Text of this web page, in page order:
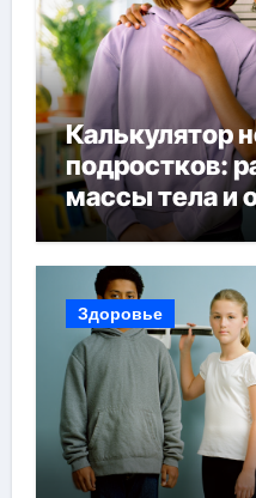
Калькулятор
подростков:
массы тела и
возрасту,
Здоровье